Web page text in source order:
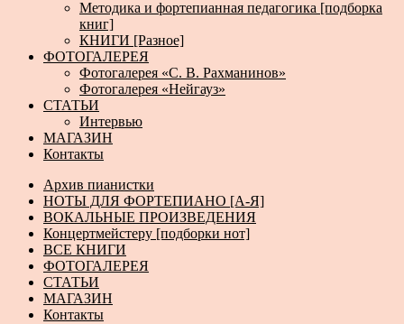
Методика и фортепианная педагогика [подборка
книг]
КНИГИ [Разное]
ФОТОГАЛЕРЕЯ
Фотогалерея «С. В. Рахманинов»
Фотогалерея «Нейгауз»
СТАТЬИ
Интервью
МАГАЗИН
Контакты
Архив пианистки
НОТЫ ДЛЯ ФОРТЕПИАНО [А-Я]
ВОКАЛЬНЫЕ ПРОИЗВЕДЕНИЯ
Концертмейстеру [подборки нот]
ВСЕ КНИГИ
ФОТОГАЛЕРЕЯ
СТАТЬИ
МАГАЗИН
Контакты